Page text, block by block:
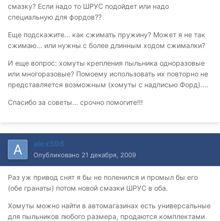
смазку? Если надо то ШРУС подойдет или надо
специальную для фордов??
Еще подскажите... как сжимать пружину? Может я не так
сжимаю... или нужны с более длинным ходом сжималки?
И еще вопрос: хомуты крепления пыльника одноразовые
или многоразовые? Помоему использовать их повторно не
представляется возможным (хомуты с надписью Форд)....
Спасибо за советы... срочно помогите!!!
alex596
Опубликовано 21 декабря, 2009
Раз уж привод снят я бы не поленился и промыл бы его
(обе гранаты) потом новой смазки ШРУС в оба.
Хомуты можно найти в автомагазинах есть универсальные
для пыльников любого размера, продаются комплектами